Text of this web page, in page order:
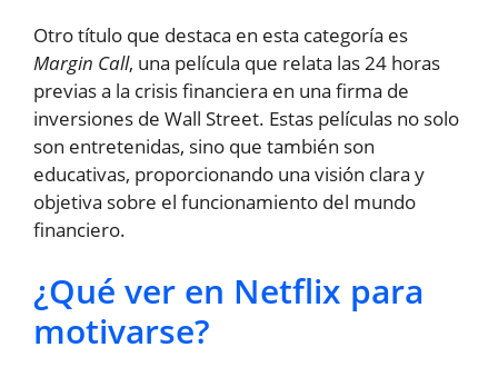
Otro título que destaca en esta categoría es
Margin Call, una película que relata las 24 horas
previas a la crisis financiera en una firma de
inversiones de Wall Street. Estas películas no solo
son entretenidas, sino que también son
educativas, proporcionando una visión clara y
objetiva sobre el funcionamiento del mundo
financiero.
¿Qué ver en Netflix para
motivarse?